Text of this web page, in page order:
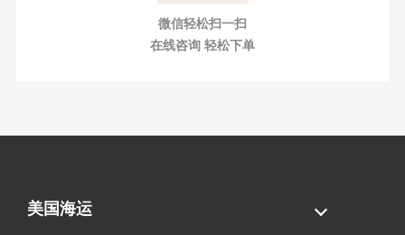
微信轻松扫一扫
在线咨询 轻松下单
美国海运